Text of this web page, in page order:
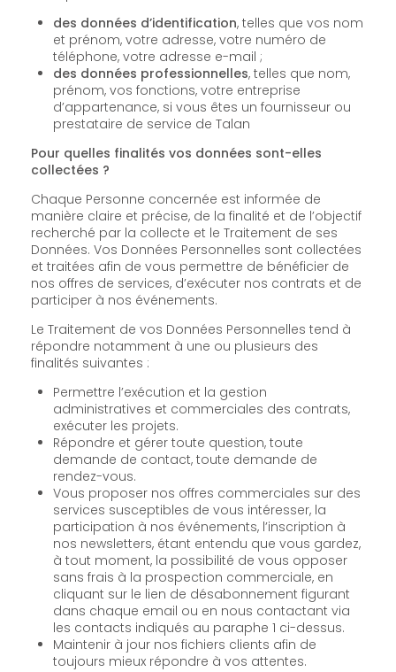
des données d’identification, telles que vos nom
et prénom, votre adresse, votre numéro de
téléphone, votre adresse e-mail ;
des données professionnelles, telles que nom,
prénom, vos fonctions, votre entreprise
d’appartenance, si vous êtes un fournisseur ou
prestataire de service de Talan
Pour quelles finalités vos données sont-elles
collectées ?
Chaque Personne concernée est informée de
manière claire et précise, de la finalité et de l’objectif
recherché par la collecte et le Traitement de ses
Données. Vos Données Personnelles sont collectées
et traitées afin de vous permettre de bénéficier de
nos offres de services, d’exécuter nos contrats et de
participer à nos événements.
Le Traitement de vos Données Personnelles tend à
répondre notamment à une ou plusieurs des
finalités suivantes :
Permettre l’exécution et la gestion
administratives et commerciales des contrats,
exécuter les projets.
Répondre et gérer toute question, toute
demande de contact, toute demande de
rendez-vous.
Vous proposer nos offres commerciales sur des
services susceptibles de vous intéresser, la
participation à nos événements, l’inscription à
nos newsletters, étant entendu que vous gardez,
à tout moment, la possibilité de vous opposer
sans frais à la prospection commerciale, en
cliquant sur le lien de désabonnement figurant
dans chaque email ou en nous contactant via
les contacts indiqués au paraphe 1 ci-dessus.
Maintenir à jour nos fichiers clients afin de
toujours mieux répondre à vos attentes.